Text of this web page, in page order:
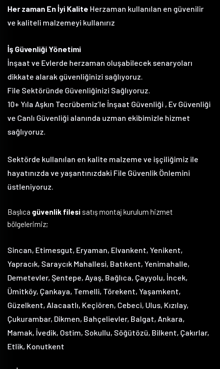
Her zaman En İyi Kalite Herzaman kullanılan en güvenilir
ve kaliteli malzemeyi kullanırız
İş Güvenliği Yönetimi
İnşaat ve Evlerde herzaman oluşabilecek senaryoları
dikkate alarak güvenliğinizi sağlıyoruz.
File Sektöründe Güvenliğinizi Sağlıyoruz.
10+ Yıla Aşkın Tecrübemiz’le İnşaat Güvenliği , Ev Güvenliği
ve Canlı Güvenliği alanında uzman ekibimizle hizmet
sağlıyoruz.
Sektörde kullanılan en kalite malzeme ve işçiliğimiz ile
hayatınızda ve yaşantınızdaki File Güvenlik Önlemini
üstleniyoruz.
Başlıca güvenlik filesi satış montaj kurulum hizmet
bölgelerimiz;
Sincan, Etimesgut, Eryaman, Elvankent, Yenikent,
Yapracık, Saraycık Mahallesi, Batıkent, Yenimahalle,
Demetevler, Şentepe, Ayaş, Bağlıca, Çayyolu, İncek,
Ümitköy, Çankaya, Temelli, Törekent, Yaşamkent,
Güzelkent, Alacaatlı, Keçiören, Cebeci, Ulus, Kızılay,
Çukurambar, Dikmen, Bahçelievler, Balgat, Ankara,
Mamak, İvedik, Ostim, Sokullu, Söğütözü, Bilkent, Çakırlar,
Etlik, Konutkent